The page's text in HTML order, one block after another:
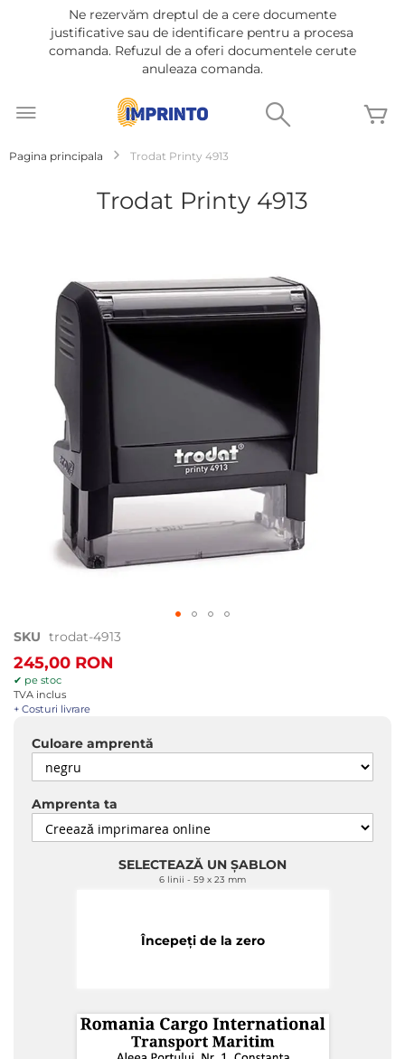
Ne rezervăm dreptul de a cere documente
justificative sau de identificare pentru a procesa
comanda. Refuzul de a oferi documentele cerute
anuleaza comanda.
la
Pagina principala Trodat Printy 4913
Trodat Printy 4913
imagini
Treci
la
începutul
galeriei
de
SKU trodat-4913
245,00 RON
✔ pe stoc
TVA inclus
+ Costuri livrare
Culoare amprentă
Amprenta ta
SELECTEAZĂ UN ȘABLON
6 linii 59 x 23 mm
Începeți de la zero